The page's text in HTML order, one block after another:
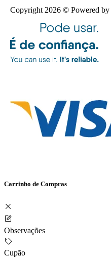
Copyright 2026 © Powered by
Carrinho de Compras
Observações
Cupão